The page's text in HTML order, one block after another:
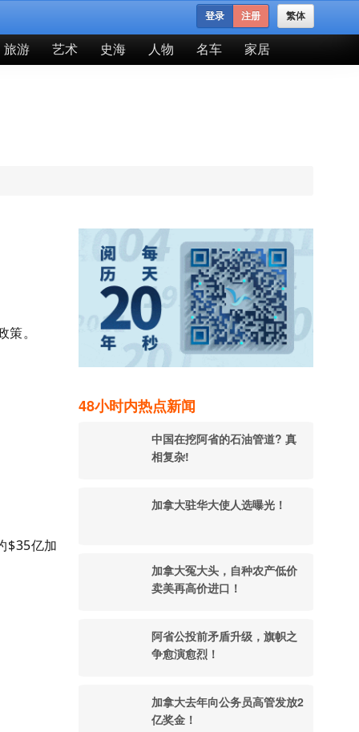
繁体
登录 注册
旅游 艺术 史海 人物 名车 家居
。
$35亿加
48小时内热点新闻
中国在挖阿省的石油管道? 真
相复杂!
加拿大驻华大使人选曝光！
加拿大冤大头，自种农产低价
卖美再高价进口！
阿省公投前矛盾升级，旗帜之
争愈演愈烈！
加拿大去年向公务员高管发放2
亿奖金！